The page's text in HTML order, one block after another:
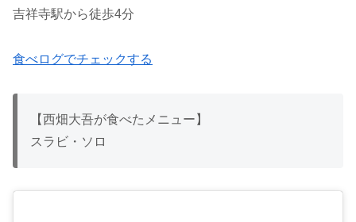
吉祥寺駅から徒歩4分
食べログでチェックする
【西畑大吾が食べたメニュー】
スラビ・ソロ